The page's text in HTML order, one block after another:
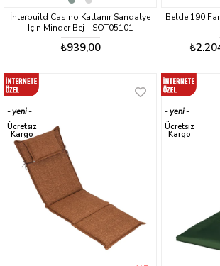
İnterbuild Casino Katlanır Sandalye
Için Minder Bej - SOT05101
₺939,00
Belde 190
yeni
ürün
Ücretsiz
Kargo
yeni
ürün
Ücretsiz
Kargo